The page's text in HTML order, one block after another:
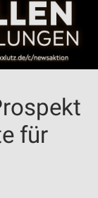
für